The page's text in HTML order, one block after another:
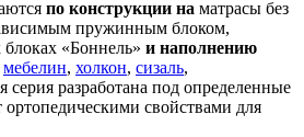
по конструкции на матрасы без
пружинным блоком,
«Боннель» и наполнению
мебелин, холкон, сизаль,
серия разработана под определенные
ортопедическими свойствами для